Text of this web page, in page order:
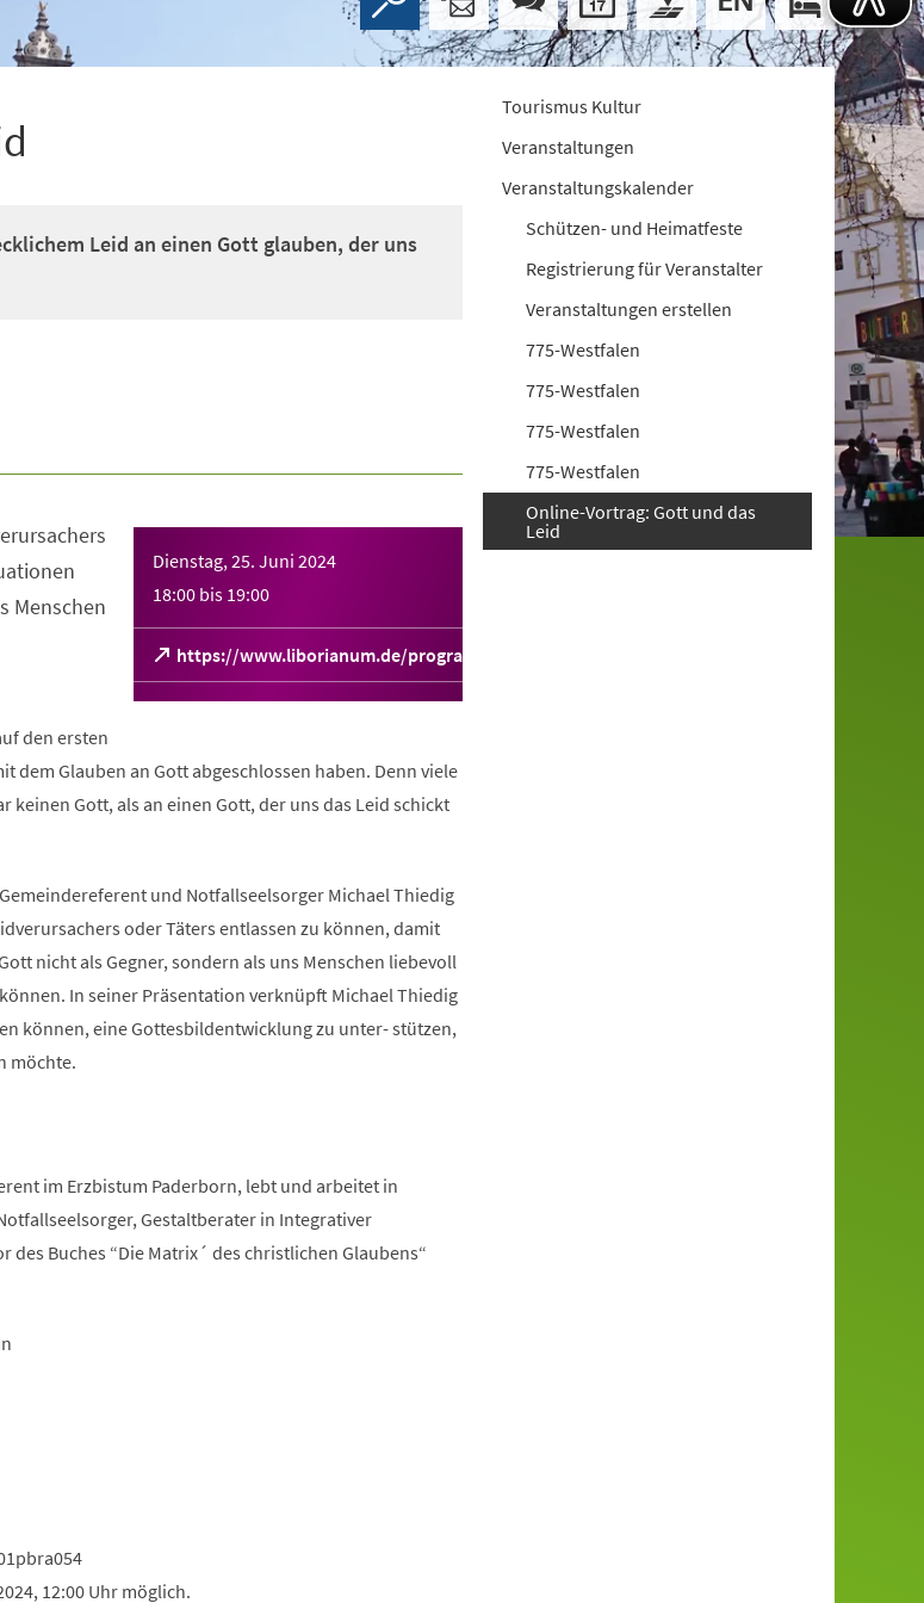
Leid an einen Gott glauben, der uns
Dienstag, 25. Juni 2024
18:00 bis 19:00
https://www.liborianum.de/programm/o01pbra054
(Öffnet
in
Tab)
Menschen
den ersten
dem Glauben an Gott abgeschlossen haben. Denn viele
keinen Gott, als an einen Gott, der uns das Leid schickt
und Notfallseelsorger Michael Thiedig
oder Täters entlassen zu können, damit
nicht als Gegner, sondern als uns Menschen liebevoll
In seiner Präsentation verknüpft Michael Thiedig
können, eine Gottesbildentwicklung zu unter- stützen,
möchte.
im Erzbistum Paderborn, lebt und arbeitet in
Gestaltberater in Integrativer
des Buches “Die Matrix´ des christlichen Glaubens“
12:00 Uhr möglich.
Tourismus Kultur
Veranstaltungen
Veranstaltungskalender
Schützen- und Heimatfeste
Registrierung für Veranstalter
Veranstaltungen erstellen
775-Westfalen
775-Westfalen
775-Westfalen
775-Westfalen
Online-Vortrag: Gott und das
Leid